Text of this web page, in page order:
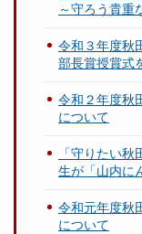
～守ろう貴重
令和３年度秋
部長賞授賞式
令和２年度秋
について
「守りたい
生が「山内に
令和元年度秋
について